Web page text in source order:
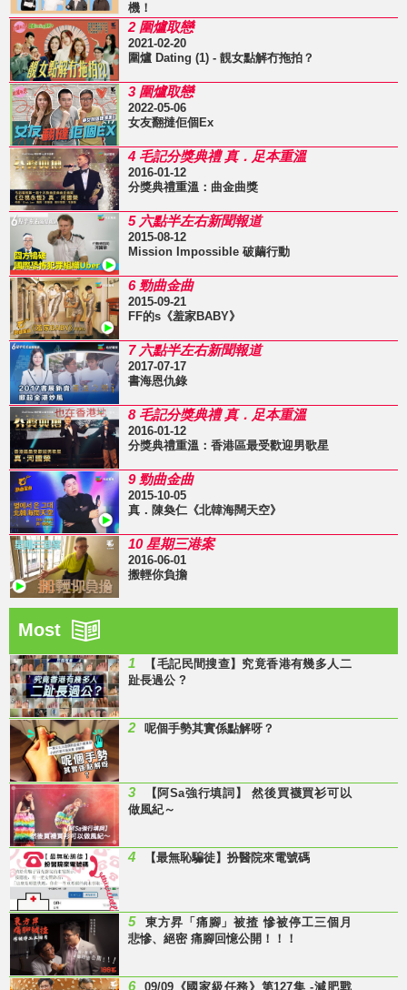
機！
2 圍爐取戀
2021-02-20
圍爐 Dating (1) - 靚女點解冇拖拍？
3 圍爐取戀
2022-05-06
女友翻撻佢個Ex
4 毛記分獎典禮 真．足本重溫
2016-01-12
分獎典禮重溫：曲金曲獎
5 六點半左右新聞報道
2015-08-12
Mission Impossible 破繭行動
6 勁曲金曲
2015-09-21
FF的s《羞家BABY》
7 六點半左右新聞報道
2017-07-17
書海恩仇錄
8 毛記分獎典禮 真．足本重溫
2016-01-12
分獎典禮重溫：香港區最受歡迎男歌星
9 勁曲金曲
2015-10-05
真．陳奐仁《北韓海闊天空》
10 星期三港案
2016-06-01
搬輕你負擔
Most
1
【毛記民間搜查】究竟香港有幾多人二
趾長過公 ?
2 呢個手勢其實係點解呀？
3
【阿Sa強行填詞】 然後買襪買衫可以
做風紀～
4 【最無恥騙徒】扮醫院來電號碼
5
東方昇「痛腳」被揸 慘被停工三個月
悲慘、絕密 痛腳回憶公開！！！
6 09/09《國家級任務》第127集 -減肥戰